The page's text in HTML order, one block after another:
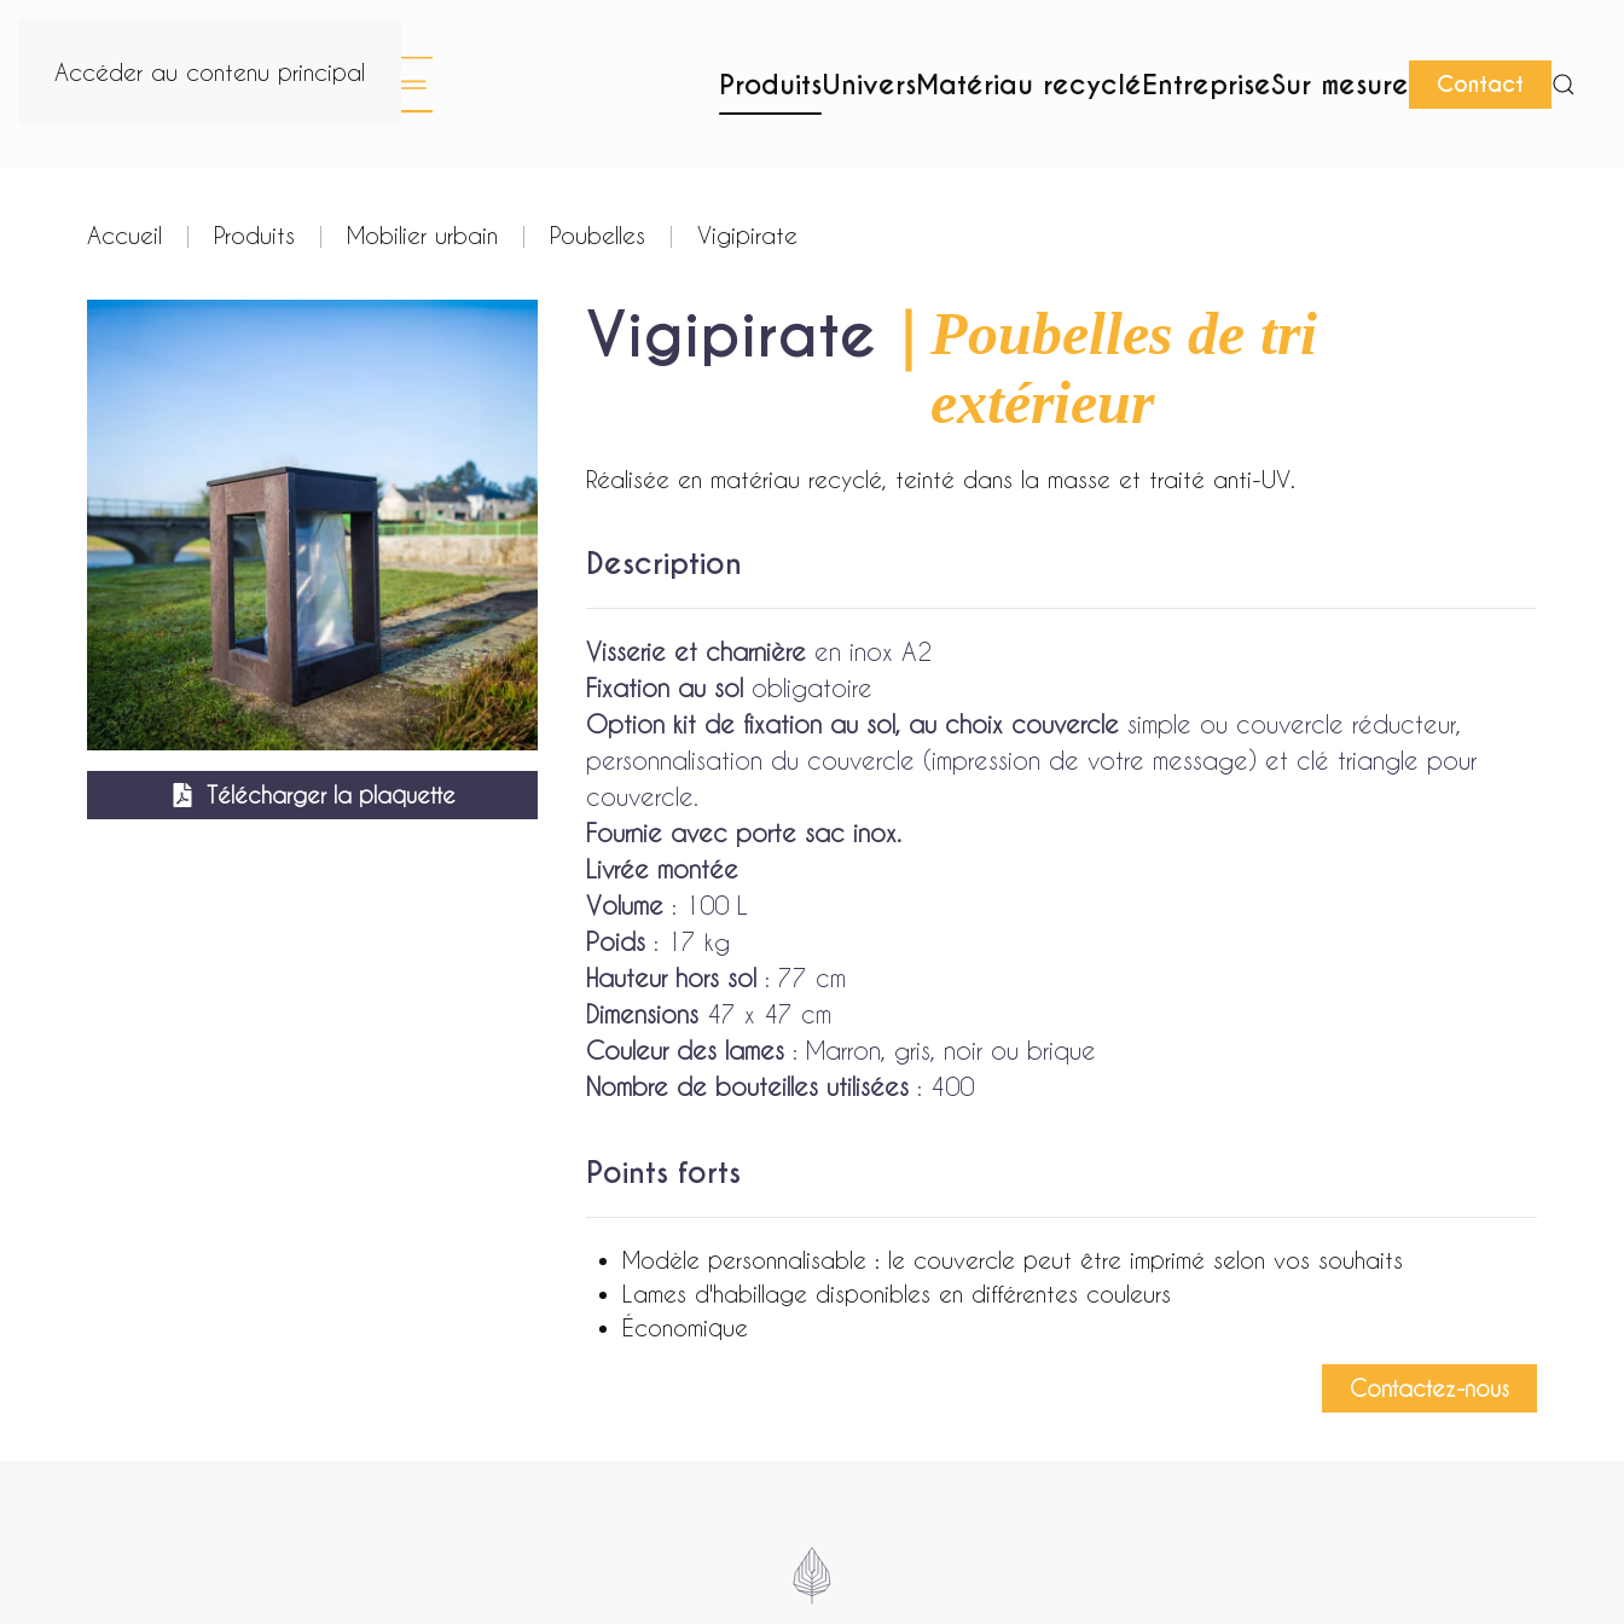
Accéder au contenu principal ProduitsUniversMatériau recycléEntrepriseSur mesure Contact
Accueil Produits Mobilier urbain Poubelles Vigipirate
Agrandir
Télécharger la plaquette
Vigipirate ｜Poubelles de tri
extérieur
Réalisée en matériau recyclé, teinté dans la masse et traité anti-UV.
Description
Visserie et charnière en inox A2
Fixation au sol obligatoire
Option kit de fixation au sol, au choix couvercle simple ou couvercle réducteur,
personnalisation du couvercle (impression de votre message) et clé triangle pour
couvercle.
Fournie avec porte sac inox.
Livrée montée
Volume : 100 L
Poids : 17 kg
Hauteur hors sol : 77 cm
Dimensions 47 x 47 cm
Couleur des lames : Marron, gris, noir ou brique
Nombre de bouteilles utilisées : 400
Points forts
Modèle personnalisable : le couvercle peut être imprimé selon vos souhaits
Lames d'habillage disponibles en différentes couleurs
Économique
Contactez-nous